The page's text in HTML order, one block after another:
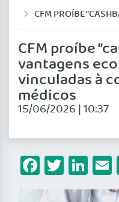
CFM PROÍBE “CASHBACK” E VANTAGENS ECONÔMICAS VINCULADAS À
CFM proíbe
vantagens
vinculadas à
médicos
15/06/2026 | 10:37